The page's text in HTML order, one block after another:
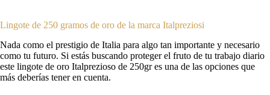
Lingote de 250 gramos de oro de la marca Italpreziosi
Nada como el prestigio de Italia para algo tan importante y necesario
como tu futuro. Si estás buscando proteger el fruto de tu trabajo diario
este lingote de oro Italprezioso de 250gr es una de las opciones que
más deberías tener en cuenta.